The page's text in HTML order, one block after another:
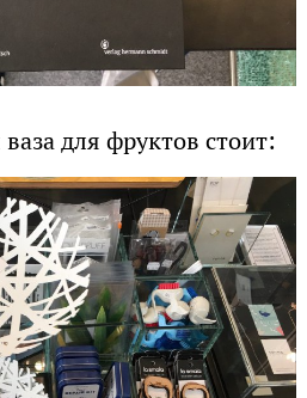
для фруктов стоит: